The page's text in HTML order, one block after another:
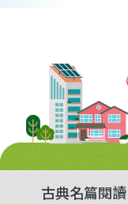
古典名篇閱讀